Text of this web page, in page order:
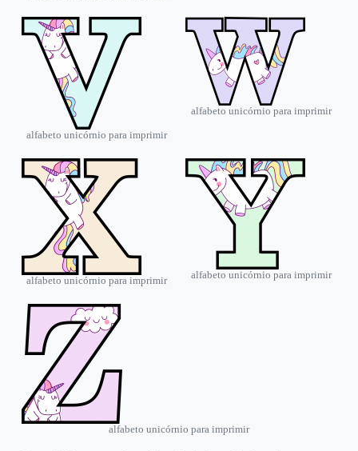
alfabeto unicórnio para imprimir
alfabeto unicórnio para imprimir
alfabeto unicórnio para imprimir alfabeto unicórnio para imprimir
alfabeto unicórnio para imprimir